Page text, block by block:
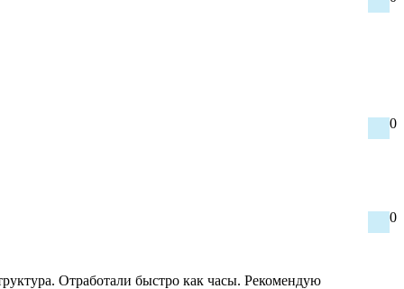
0
0
Отработали быстро как часы. Рекомендую